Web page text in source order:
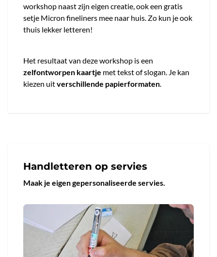
workshop naast zijn eigen creatie, ook een gratis
setje Micron fineliners mee naar huis. Zo kun je ook
thuis lekker letteren!
Het resultaat van deze workshop is een
zelfontworpen kaartje met tekst of slogan. Je kan
kiezen uitverschillende papierformaten.
Handletteren op servies
Maak je eigen gepersonaliseerde servies.